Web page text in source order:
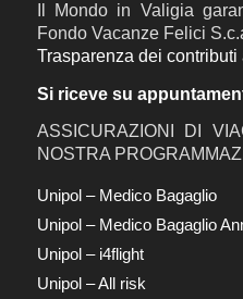
Il Mondo in Valigia
Fondo Vacanze Felici
Trasparenza dei contributi
Si riceve su
ASSICURAZIONI DI
NOSTRA
Unipol – Medico Bagaglio
Unipol – Medico Bagaglio
Unipol – i4flight
Unipol – All risk